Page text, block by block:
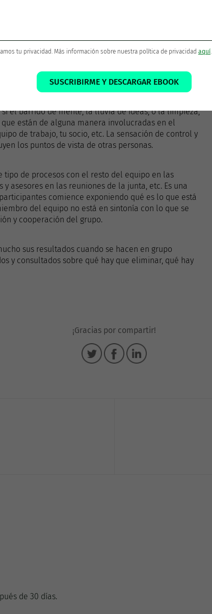
el barrido de mente, la lluvia de ideas, o la limpieza,
están de alguna manera involucradas en el
de trabajo, tu socio, etc. La sensación de control y
los puntos de vista de otras personas.
de procesos con el resto del equipo en las
asesores en las reuniones de la junta, etc. Es una
comience exponiendo qué es lo que está
del equipo no está en sintonía con lo que se
y cooperación del grupo.
sus resultados cuando se hacen en grupo
y consultados sobre qué hay que eliminar, qué hay
¡Gracias por compartir!
de 30 días.
tu privacidad. Más información sobre nuestra política de privacidad aquí.
SUSCRIBIRME Y DESCARGAR EBOOK